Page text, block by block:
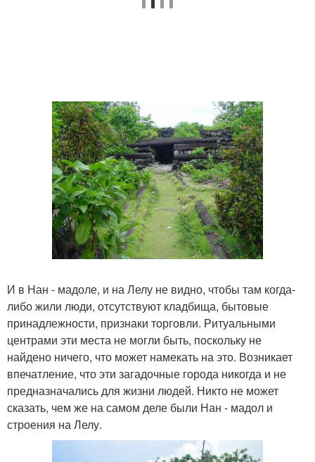
И в Нан - мадоле, и на Лелу не видно, чтобы там когда-
либо жили люди, отсутствуют кладбища, бытовые
принадлежности, признаки торговли. Ритуальными
центрами эти места не могли быть, поскольку не
найдено ничего, что может намекать на это. Возникает
впечатление, что эти загадочные города никогда и не
предназначались для жизни людей. Никто не может
сказать, чем же на самом деле были Нан - мадол и
строения на Лелу.